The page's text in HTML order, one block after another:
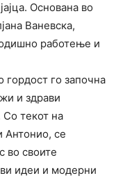
Основана во
Ваневска,
работење и
гордост го започна
и здрави
Со текот на
Антонио, се
во своите
идеи и модерни